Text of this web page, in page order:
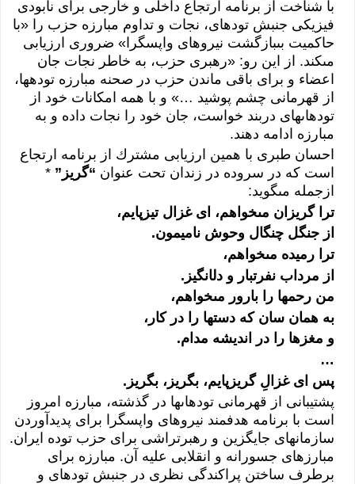
با شناخت از برنامه ارتجاع داخلى‏‏ و خارجى‏‏ براى‏‏ نابودى‏‏
فيزيكى‏‏ جنبش توده‏اى‏‏، نجات و تداوم مبارزه حزب را «با
حاكميت بى‏‏بازگشت نيروهاى‏‏ واپسگرا» ضرورى‏‏ ارزيابى‏‏
مى‏‏كند. از اين رو: «رهبرى‏‏ حزب، به خاطر نجات جان
اعضاء و براى‏‏ باقى‏‏ ماندن حزب در صحنه مبارزه توده‏ها،
از قهرمانى‏‏ چشم پوشيد …» و با همه امكانات خود از
توده‏اى‏‏هاى‏‏ دربند خواست، جان خود را نجات داده و به
مبارزه ادامه دهند.
احسان طبرى‏‏ با همين ارزيابى‏‏ مشترك از برنامه ارتجاع
است كه در سروده در زندان تحت عنوان “گريز” *
ازجمله مى‏‏گويد:
ترا گريزان مى‏‏خواهم، اى‏‏ غزال تيزپايم،
از جنگل چنگال وحوش ناميمون.
ترا رميده مى‏‏خواهم،
از مرداب نفرت‏بار و دل‏انگيز.
من رحم‏ها را بارور مى‏‏خواهم،
به همان سان كه دست‏ها را در كار،
و مغزها را در انديشه مدام.
…
پس اى‏‏ غزالِ گريزپايم، بگريز، بگريز.
پشتيبانى‏‏ از قهرمانى‏‏ توده‏اى‏‏ها در گذشته، مبارزه امروز
است با برنامه هدفمند نيروهاى‏‏ واپسگرا براى‏‏ پديدآوردن
سازمان‏هاى‏‏ جايگزين و رهبرتراشى‏‏ براى‏‏ حزب توده ايران.
مبارزه‏اى‏‏ جسورانه و انقلابى‏‏ عليه آن. مبارزه براى‏‏
برطرف ساختن پراكندگى‏‏ نظرى‏‏ در جنبش توده‏اى‏‏ و